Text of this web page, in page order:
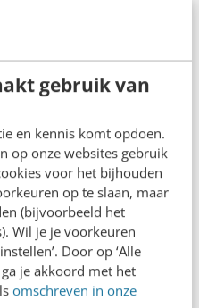
gebruik van
en kennis komt opdoen.
op onze websites gebruik
voor het bijhouden
op te slaan, maar
(bijvoorbeeld het
Wil je je voorkeuren
Door op ‘Alle
je akkoord met het
omschreven in onze
als je iets te zeggen